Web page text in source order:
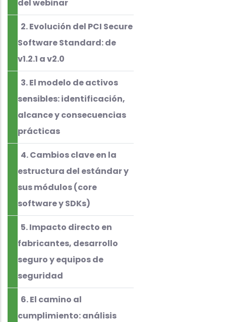
del webinar
2. Evolución del PCI Secure
Software Standard: de
v1.2.1 a v2.0
3. El modelo de activos
sensibles: identificación,
alcance y consecuencias
prácticas
4. Cambios clave en la
estructura del estándar y
sus módulos (core
software y SDKs)
5. Impacto directo en
fabricantes, desarrollo
seguro y equipos de
seguridad
6. El camino al
cumplimiento: análisis